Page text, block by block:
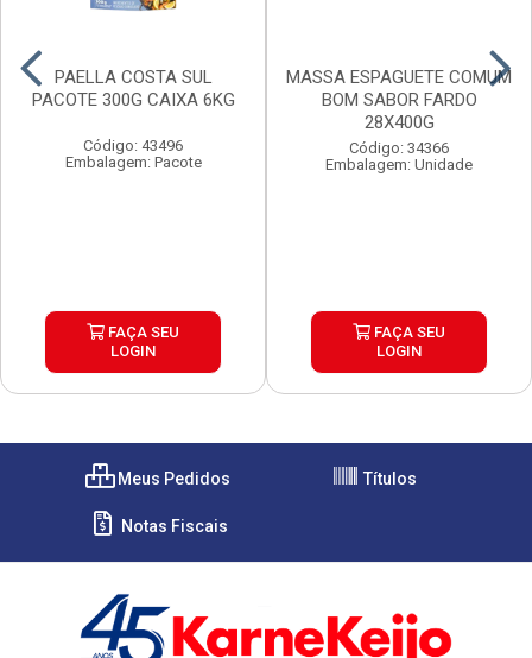
PAELLA COSTA SUL
PACOTE 300G CAIXA 6KG
Código: 43496
Embalagem: Pacote
FAÇA SEU
LOGIN
MASSA ESPAGUETE COMUM
BOM SABOR FARDO
28X400G
Código: 34366
Embalagem: Unidade
FAÇA SEU
LOGIN
Meus Pedidos Títulos
Notas Fiscais